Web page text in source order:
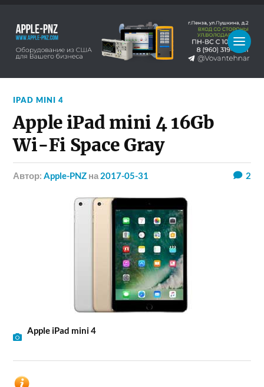
IPAD MINI 4
Apple iPad mini 4 16Gb
Wi-Fi Space Gray
Автор:Apple-PNZ на 2017-05-31 2
Apple iPad mini 4